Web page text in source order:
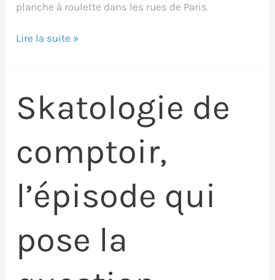
planche à roulette dans les rues de Paris.
Nul
Zéro
!
Lire la suite »
Skatologie de
comptoir,
l’épisode qui
pose la